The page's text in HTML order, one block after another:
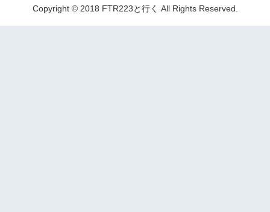
Copyright © 2018 FTR223と行く All Rights Reserved.